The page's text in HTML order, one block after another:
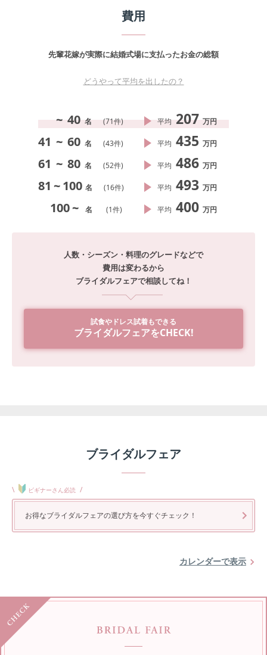
費用
先輩花嫁が実際に結婚式場に支払ったお金の総額
どうやって平均を出したの？
~ 40 名 (71件) 平均 207 万円
41 ~ 60 名 (43件) 平均 435 万円
61 ~ 80 名 (52件) 平均 486 万円
81 ~100 名 (16件) 平均 493 万円
100~ 名 (1件) 平均 400 万円
人数・シーズン・料理のグレードなどで
費用は変わるから
ブライダルフェアで相談してね！
試食やドレス試着もできる
ブライダルフェアをCHECK!
ブライダルフェア
\ ビギナーさん必読 /
お得なブライダルフェアの選び方を今すぐチェック！
カレンダーで表示